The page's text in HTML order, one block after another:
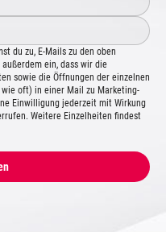
du zu, E-Mails zu den oben
ein, dass wir die
sowie die Öffnungen der einzelnen
oft) in einer Mail zu Marketing-
Einwilligung jederzeit mit Wirkung
Weitere Einzelheiten findest